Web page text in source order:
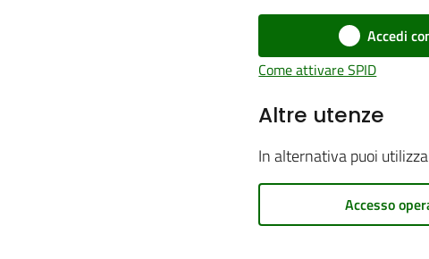
Accedi
Come attivare SPID
Altre utenze
In alternativa puoi
Accesso